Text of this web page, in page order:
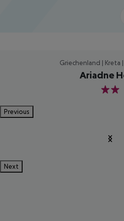
Griechenland | Kreta
Ariadne
2
Previous
Next